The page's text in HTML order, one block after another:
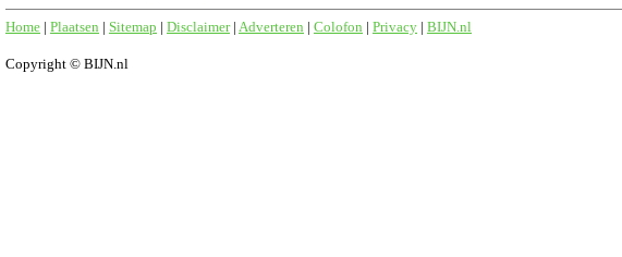
Home | Plaatsen | Sitemap | Disclaimer| Adverteren | Colofon | Privacy | BIJN.nl
Copyright © BIJN.nl